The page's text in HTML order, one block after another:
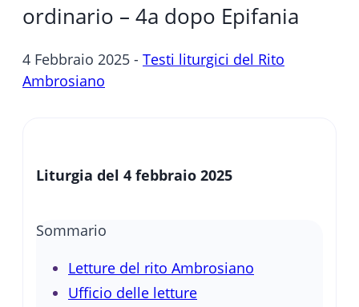
ordinario – 4a dopo Epifania
4 Febbraio 2025 - Testi liturgici del Rito
Ambrosiano
Liturgia del 4 febbraio 2025
Sommario
Letture del rito Ambrosiano
Ufficio delle letture